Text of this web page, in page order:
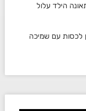
הילד עלול
לכסות עם שמיכה